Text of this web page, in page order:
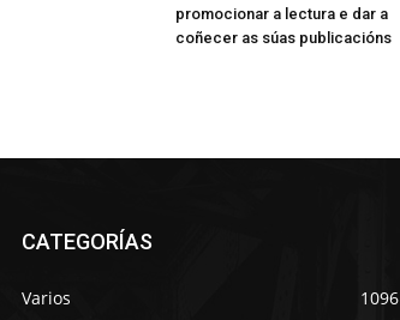
promocionar a lectura e dar a
coñecer as súas publicacións
CATEGORÍAS
Varios
1096